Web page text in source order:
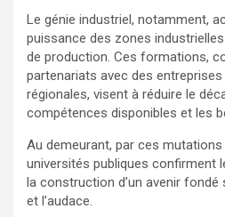
Le génie industriel, notamment,
puissance des zones
de production. Ces formations,
partenariats avec des
régionales, visent à réduire le
compétences disponibles et les
Au demeurant, par ces
universités publiques confirment
la construction d’un avenir fondé
et l’audace.